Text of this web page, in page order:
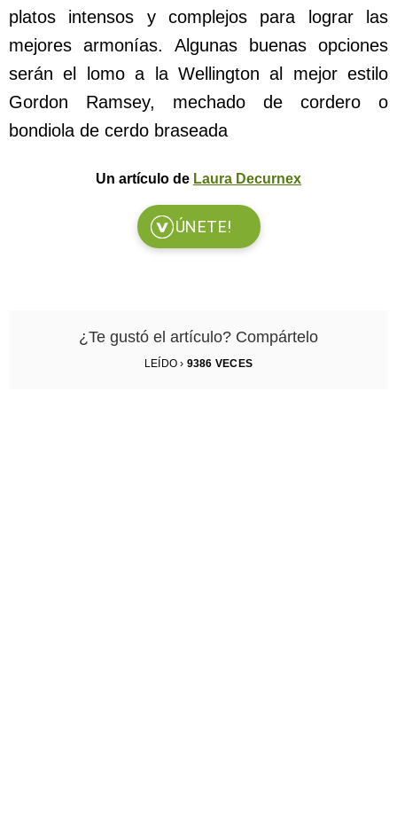
platos intensos y complejos para lograr las
mejores armonías. Algunas buenas opciones
serán el lomo a la Wellington al mejor estilo
Gordon Ramsey, mechado de cordero o
bondiola de cerdo braseada
Un artículo de Laura Decurnex
ÚNETE!
¿Te gustó el artículo? Compártelo
LEÍDO › 9386 VECES